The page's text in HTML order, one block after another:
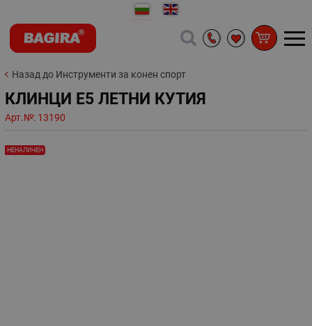
Назад до Инструменти за конен спорт
КЛИНЦИ Е5 ЛЕТНИ КУТИЯ
Арт.№: 13190
НЕНАЛИЧЕН